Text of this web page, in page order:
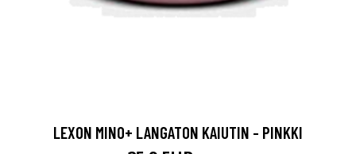
LEXON MINO+ LANGATON KAIUTIN - PINKKI